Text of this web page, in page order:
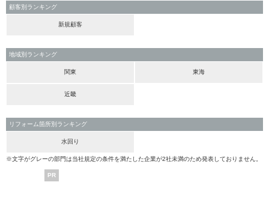
顧客別ランキング
新規顧客
地域別ランキング
関東 東海
近畿
リフォーム箇所別ランキング
水回り
※文字がグレーの部門は当社規定の条件を満たした企業が2社未満のため発表しておりません。
PR